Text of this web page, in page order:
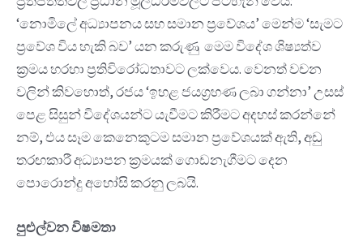
‘නොමිලේ අධ්‍යාපනය සහ සමාන ප්‍රවේශය’ මෙන්ම ‘සැමට
ප්‍රවේශ විය හැකි බව’ යන කරුණු මෙම විදේශ ශිෂ්‍යත්ව
ක්‍රමය හරහා ප්‍රතිවිරෝධතාවට ලක්වෙය. වෙනත් වචන
වලින් කිවහොත්, රජය ‘ඉහළ ජයග්‍රහණ ලබා ගන්නා’ උසස්
පෙළ සිසුන් විදේශයන්ට යැවීමට කිරීමට අදහස් කරන්නේ
නම්, එය සෑම කෙනෙකුටම සමාන ප්‍රවේශයක් ඇති, අඩු
තරඟකාරී අධ්‍යාපන ක්‍රමයක් ගොඩනැගීමට දෙන
පොරොන්දු අහෝසි කරනු ලබයි.
පුළුල්වන විෂමතා